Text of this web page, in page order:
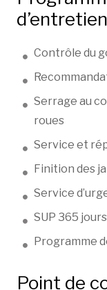
d’entretien
Contrôle du
Serrage au
roues
Service et
Finition des
Service
SUP 365
Programme
Point de